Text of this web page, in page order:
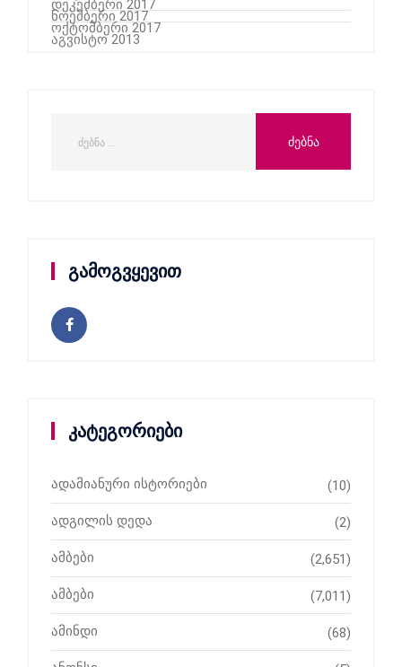
დეკემბერი 2017
ნოემბერი 2017
ოქტომბერი 2017
აგვისტო 2013
გამოგვყევით
კატეგორიები
ადამიანური ისტორიები (10)
ადგილის დედა (2)
ამბები (2,651)
ამბები (7,011)
ამინდი (68)